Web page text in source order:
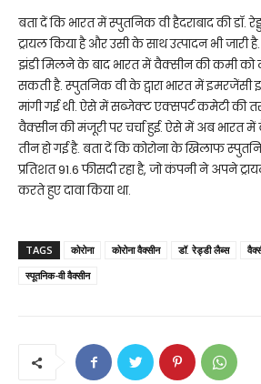
बता दें कि भारत में स्पुतनिक वी हैदराबाद की डॉ.
ट्रायल किया है और उसी के साथ उत्पादन भी जारी
झंडी मिलने के बाद भारत में वैक्सीन की कमी
सकती है. स्पुतनिक वी के द्वारा भारत में
मांगी गई थी. ऐसे में सब्जेक्ट एक्सपर्ट कमेटी की
वैक्सीन की मंजूरी पर चर्चा हुई. ऐसे में अब भारत
तीन हो गई है. बता दें कि कोरोना के खिलाफ
प्रतिशत 91.6 फीसदी रहा है, जो कंपनी ने अपने
करते हुए दावा किया था.
TAGS कोरोना कोरोना वैक्सीन डॉ. रेड्डी लैब्स
स्पूतनिक-वी वैक्सीन